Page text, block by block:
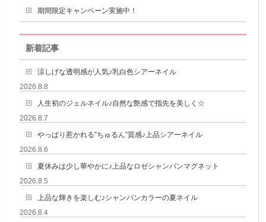
期間限定キャンペーン実施中！
新着記事
涼しげな透明感が人気♪乳白色シアーネイル
2026.8.8
人生初のジェルネイル♪自然な艶感で指先を美しく☆
2026.8.7
やっぱり惹かれる”ちゅるん”質感♪上品シアーネイル
2026.8.6
夏休みは少し華やかに♪上品なロゼシャンパンマグネット
2026.8.5
上品な輝きを楽しむ♪シャンパンカラーの夏ネイル
2026.8.4